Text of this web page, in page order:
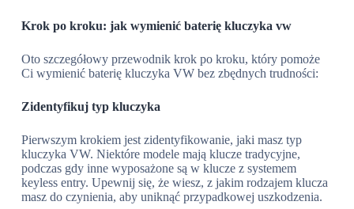
Krok po kroku: jak wymienić baterię kluczyka vw
Oto szczegółowy przewodnik krok po kroku, który pomoże
Ci wymienić baterię kluczyka VW bez zbędnych trudności:
Zidentyfikuj typ kluczyka
Pierwszym krokiem jest zidentyfikowanie, jaki masz typ
kluczyka VW. Niektóre modele mają klucze tradycyjne,
podczas gdy inne wyposażone są w klucze z systemem
keyless entry. Upewnij się, że wiesz, z jakim rodzajem klucza
masz do czynienia, aby uniknąć przypadkowej uszkodzenia.